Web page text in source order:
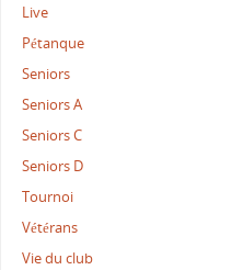
Live
Pétanque
Seniors
Seniors A
Seniors C
Seniors D
Tournoi
Vétérans
Vie du club